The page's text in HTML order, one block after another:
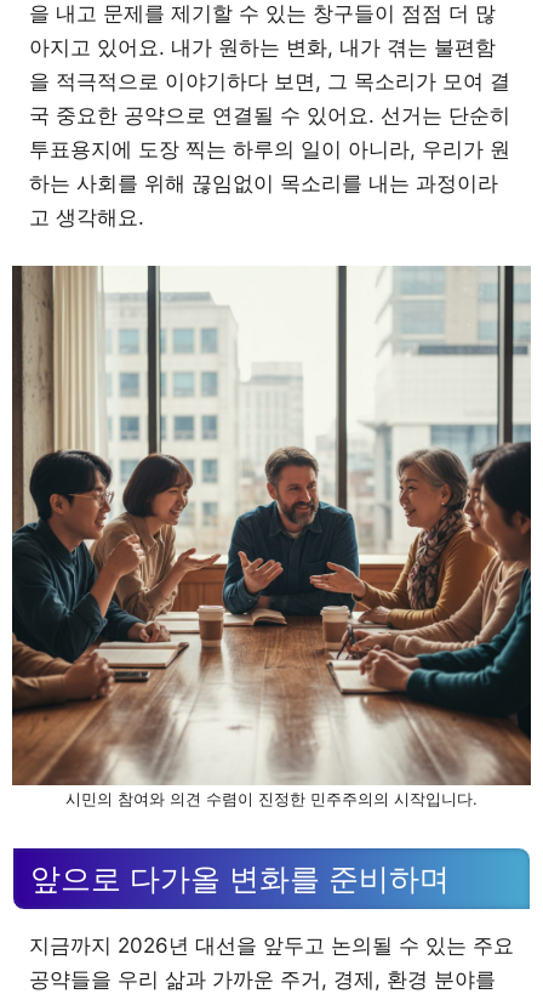
을 내고 문제를 제기할 수 있는 창구들이 점점 더 많
아지고 있어요. 내가 원하는 변화, 내가 겪는 불편함
을 적극적으로 이야기하다 보면, 그 목소리가 모여 결
국 중요한 공약으로 연결될 수 있어요. 선거는 단순히
투표용지에 도장 찍는 하루의 일이 아니라, 우리가 원
하는 사회를 위해 끊임없이 목소리를 내는 과정이라
고 생각해요.
시민의 참여와 의견 수렴이 진정한 민주주의의 시작입니다.
앞으로 다가올 변화를 준비하며
지금까지 2026년 대선을 앞두고 논의될 수 있는 주요
공약들을 우리 삶과 가까운 주거, 경제, 환경 분야를